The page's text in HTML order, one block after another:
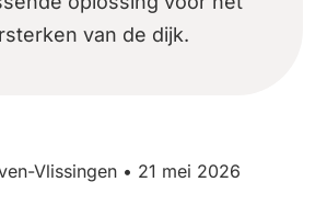
van de dijk.
Vlissingen • 21 mei 2026